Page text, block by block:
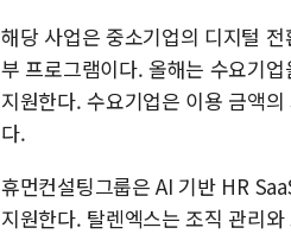
해당 사업은 중소기업의 디지털
부 프로그램이다. 올해는 수요기
지원한다. 수요기업은 이용 금액
다.
휴먼컨설팅그룹은 AI 기반 HR
지원한다. 탈렌엑스는 조직 관리